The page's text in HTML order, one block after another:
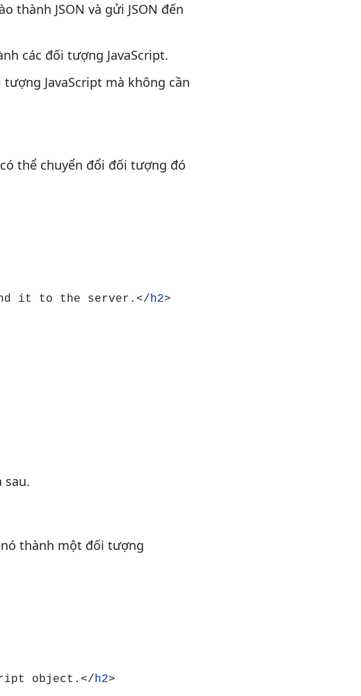
thành JSON và gửi JSON đến
các đối tượng JavaScript.
JavaScript mà không cần
thể chuyển đổi đối tượng đó
it to the server.</h2>
sau.
nó thành một đối tượng
object.</h2>